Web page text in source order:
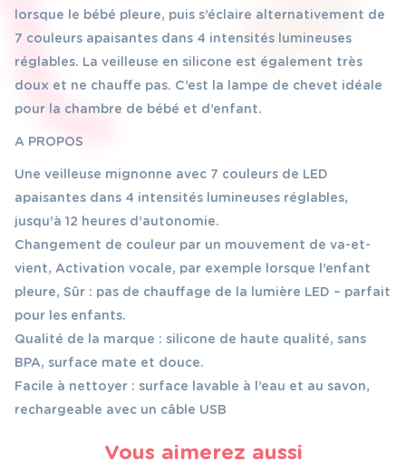
lorsque le bébé pleure, puis s’éclaire alternativement de
7 couleurs apaisantes dans 4 intensités lumineuses
réglables. La veilleuse en silicone est également très
doux et ne chauffe pas. C’est la lampe de chevet idéale
pour la chambre de bébé et d’enfant.
A PROPOS
Une veilleuse mignonne avec 7 couleurs de LED
apaisantes dans 4 intensités lumineuses réglables,
jusqu’à 12 heures d’autonomie.
Changement de couleur par un mouvement de va-et-
vient, Activation vocale, par exemple lorsque l’enfant
pleure, Sûr : pas de chauffage de la lumière LED – parfait
pour les enfants.
Qualité de la marque : silicone de haute qualité, sans
BPA, surface mate et douce.
Facile à nettoyer : surface lavable à l’eau et au savon,
rechargeable avec un câble USB
Vous aimerez aussi